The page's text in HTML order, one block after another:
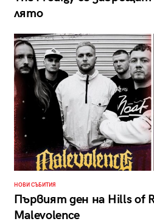
лято
НОВИ СЪБИТИЯ
Първият ден на Hills of
Malevolence